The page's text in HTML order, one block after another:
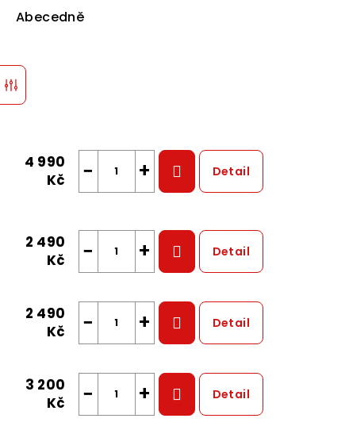
Abecedně
4 990
Kč
+
− Detail
2 490
Kč
+
− Detail
2 490
Kč
+
− Detail
3 200
Kč
+
− Detail